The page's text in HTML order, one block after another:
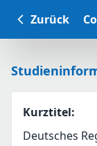
Zurück
Kurztitel:
Deutsches